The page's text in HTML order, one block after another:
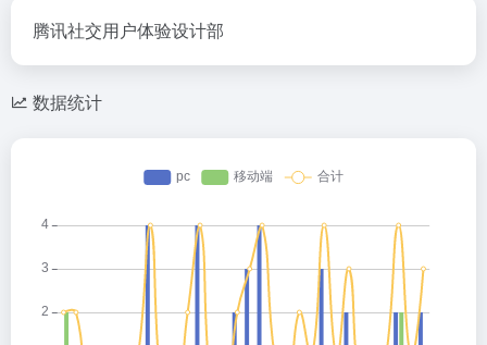
腾讯社交用户体验设计部
数据统计